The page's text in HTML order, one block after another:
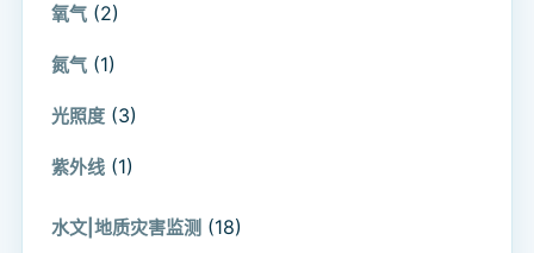
氧气 (2)
氮气 (1)
光照度 (3)
紫外线 (1)
水文|地质灾害监测 (18)